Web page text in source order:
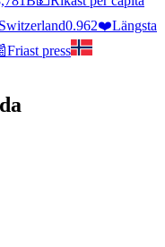
Switzerland0.962❤️Längsta
Friast press